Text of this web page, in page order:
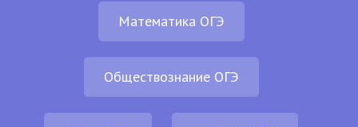
Математика ОГЭ
Обществознание ОГЭ